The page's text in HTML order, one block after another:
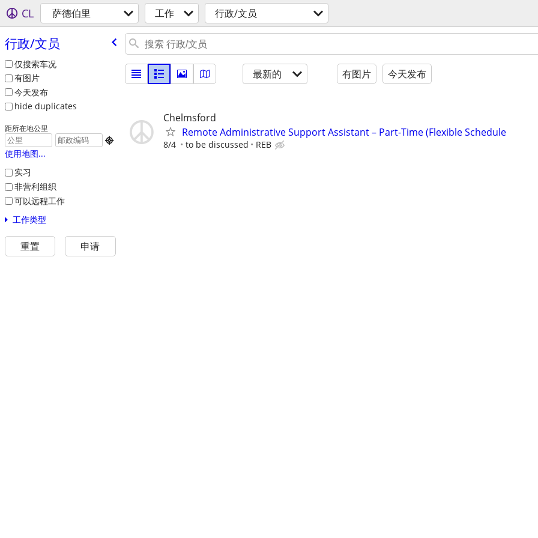
CL 萨德伯里 工作 行政/文员
行政/​文员
仅搜索车况
有图片
今天发布
hide duplicates
距所在地公里

使用地图...
实习
非营利组织
可以远程工作
工作类型
重置 申请
最新的 有图片 今天发布
Chelmsford
Remote Administrative Support Assistant – Part-Time (Flexible Schedule
8/4 to be discussed REB